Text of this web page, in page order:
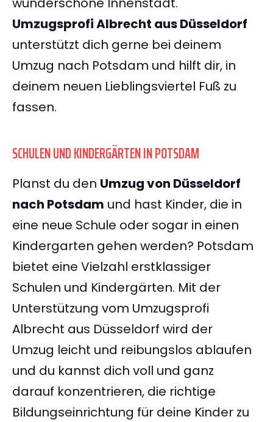
Umzugsprofi Albrecht aus Düsseldorf
unterstützt dich gerne bei deinem
Umzug nach Potsdam und hilft dir, in
deinem neuen Lieblingsviertel Fuß zu
fassen.
SCHULEN UND KINDERGÄRTEN IN POTSDAM
Planst du den Umzug von Düsseldorf
nach Potsdam und hast Kinder, die in
eine neue Schule oder sogar in einen
Kindergarten gehen werden? Potsdam
bietet eine Vielzahl erstklassiger
Schulen und Kindergärten. Mit der
Unterstützung vom Umzugsprofi
Albrecht aus Düsseldorf wird der
Umzug leicht und reibungslos ablaufen
und du kannst dich voll und ganz
darauf konzentrieren, die richtige
Bildungseinrichtung für deine Kinder zu